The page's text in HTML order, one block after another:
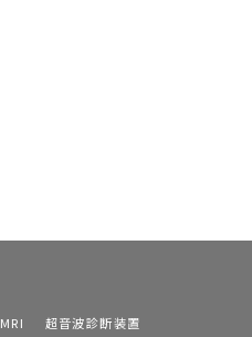
MRI
超音波診断装置